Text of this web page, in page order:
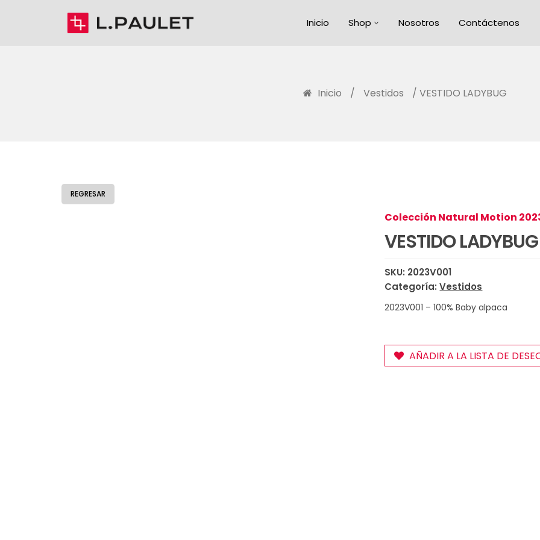
Inicio Shop Nosotros Contáctenos
Inicio / Vestidos / VESTIDO LADYBUG
REGRESAR
Colección Natural Motion
VESTIDO LADYBUG
SKU: 2023V001
Categoría:Vestidos
2023V001 – 100% Baby alpaca
AÑADIR A LA LISTA DE